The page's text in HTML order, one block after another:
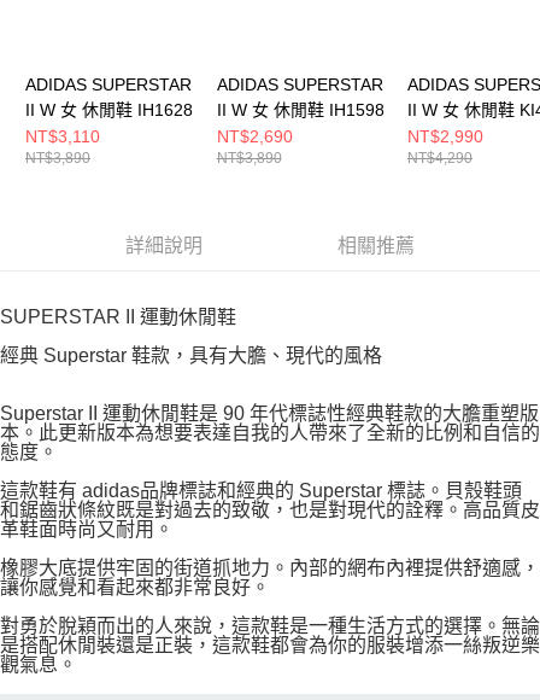
ADIDAS SUPERSTAR
II W 女 休閒鞋 IH1628
NT$3,110
NT$3,890
ADIDAS SUPERSTAR
II W 女 休閒鞋 IH1598
NT$2,690
NT$3,890
ADIDAS
II W 女 休閒鞋
NT$2,990
NT$4,290
詳細說明 相關推薦
SUPERSTAR II 運動休閒鞋
經典 Superstar 鞋款，具有大膽、現代的風格
Superstar II 運動休閒鞋是 90 年代標誌性經典鞋款的大膽重塑版
本。此更新版本為想要表達自我的人帶來了全新的比例和自信的
態度。
這款鞋有 adidas品牌標誌和經典的 Superstar 標誌。貝殼鞋頭
和鋸齒狀條紋既是對過去的致敬，也是對現代的詮釋。高品質皮
革鞋面時尚又耐用。
橡膠大底提供牢固的街道抓地力。內部的網布內裡提供舒適感，
讓你感覺和看起來都非常良好。
對勇於脫穎而出的人來說，這款鞋是一種生活方式的選擇。無論
是搭配休閒裝還是正裝，這款鞋都會為你的服裝增添一絲叛逆樂
觀氣息。